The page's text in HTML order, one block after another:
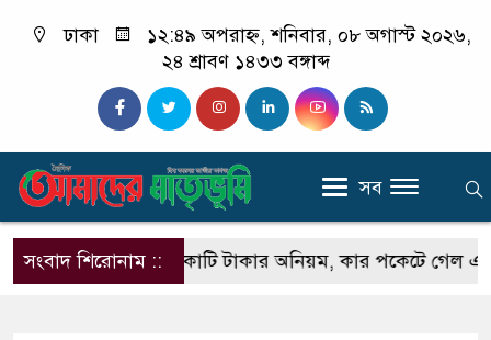
ঢাকা
১২:৪৯ অপরাহ্ন, শনিবার, ০৮ অগাস্ট ২০২৬,
২৪ শ্রাবণ ১৪৩৩ বঙ্গাব্দ
সব
সংবাদ শিরোনাম ::
১৩ হাজার কোটি টাকার অনিয়ম, কার পকেটে গেল এত